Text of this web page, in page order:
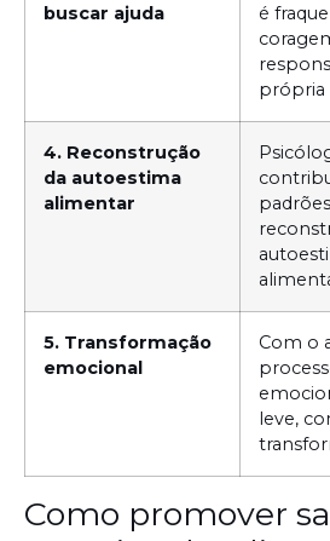
buscar ajuda
é
própria
4. Reconstrução
da autoestima
alimentar
5. Transformação
emocional
Com o
leve,
Como promover